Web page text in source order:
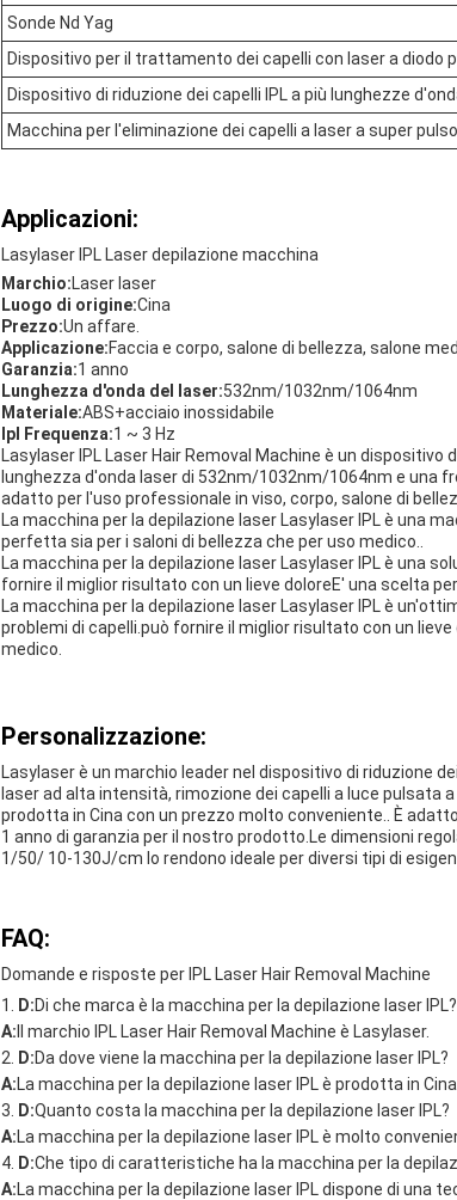
Sonde Nd Yag
Dispositivo per il trattamento dei capelli con laser a diodo
Dispositivo di riduzione dei capelli IPL a più lunghezze
Macchina per l'eliminazione dei capelli a laser a super pulso
Applicazioni:
Lasylaser IPL Laser depilazione macchina
Marchio:Laser laser
Luogo di origine:Cina
Prezzo:Un affare.
Applicazione:Faccia e corpo, salone di bellezza, salone
Garanzia:1 anno
Lunghezza d'onda del laser:532nm/1032nm/1064nm
Materiale:ABS+acciaio inossidabile
Ipl Frequenza:1 ~ 3 Hz
Lasylaser IPL Laser Hair Removal Machine è un
lunghezza d'onda laser di 532nm/1032nm/1064nm e una
adatto per l'uso professionale in viso, corpo, salone di
La macchina per la depilazione laser Lasylaser IPL è una
perfetta sia per i saloni di bellezza che per uso medico..
La macchina per la depilazione laser Lasylaser IPL è una
fornire il miglior risultato con un lieve doloreE' una scelta
La macchina per la depilazione laser Lasylaser IPL è
problemi di capelli.può fornire il miglior risultato con un
medico.
Personalizzazione:
Lasylaser è un marchio leader nel dispositivo di riduzione
laser ad alta intensità, rimozione dei capelli a luce pulsata
prodotta in Cina con un prezzo molto conveniente.. È
1 anno di garanzia per il nostro prodotto.Le dimensioni
1/50/ 10-130J/cm lo rendono ideale per diversi tipi di
FAQ:
Domande e risposte per IPL Laser Hair Removal Machine
D:Di che marca è la macchina per la depilazione laser IPL?
A: Il marchio IPL Laser Hair Removal Machine è Lasylaser.
D:Da dove viene la macchina per la depilazione laser IPL?
A:La macchina per la depilazione laser IPL è prodotta in Cina.
D:Quanto costa la macchina per la depilazione laser IPL?
A:La macchina per la depilazione laser IPL è molto
D:Che tipo di caratteristiche ha la macchina per la
A:La macchina per la depilazione laser IPL dispone di una